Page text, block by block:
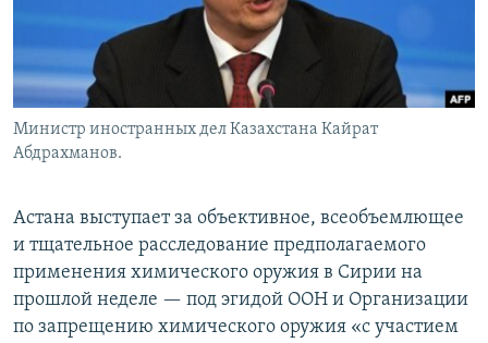
Министр иностранных дел Казахстана Кайрат
Абдрахманов.
Астана выступает за объективное, всеобъемлющее
и тщательное расследование предполагаемого
применения химического оружия в Сирии на
прошлой неделе — под эгидой ООН и Организации
по запрещению химического оружия «с участием